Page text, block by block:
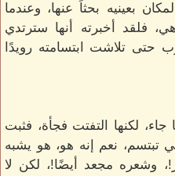
بعينيه بحثاً عنها، وعندما
فلقد أخبرته أنها سترتدي
حتى تلاشت ابتسامته رويدًا
لكنها التفتت فجأة، فثبت
تبتسم، نعم إنه هو، هو يشبه
وشعره مجعد أيضًا!، لكن لا